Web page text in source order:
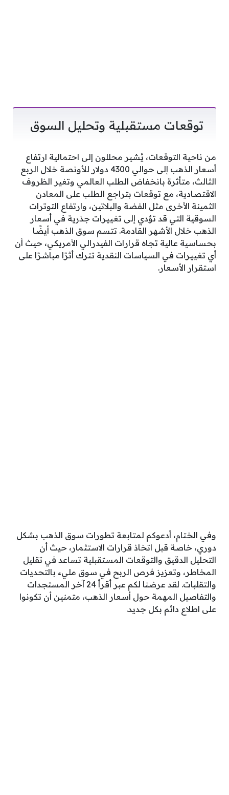
توقعات مستقبلية وتحليل السوق
من ناحية التوقعات، يُشير محللون إلى احتمالية ارتفاع
أسعار الذهب إلى حوالي 4300 دولار للأونصة خلال الربع
الثالث، متأثرة بانخفاض الطلب العالمي وتغير الظروف
الاقتصادية، مع توقعات بتراجع الطلب على المعادن
الثمينة الأخرى مثل الفضة والبلاتين، وارتفاع التوترات
السوقية التي قد تؤدي إلى تغييرات جذرية في أسعار
الذهب خلال الأشهر القادمة. تتسم سوق الذهب أيضًا
بحساسية عالية تجاه قرارات الفيدرالي الأمريكي، حيث أن
أي تغييرات في السياسات النقدية تترك أثرًا مباشرًا على
استقرار الأسعار.
وفي الختام، أدعوكم لمتابعة تطورات سوق الذهب بشكل
دوري، خاصة قبل اتخاذ قرارات الاستثمار، حيث أن
التحليل الدقيق والتوقعات المستقبلية تساعد في تقليل
المخاطر، وتعزيز فرص الربح في سوق مليء بالتحديات
والتقلبات. لقد عرضنا لكم عبر أقرأ 24 آخر المستجدات
والتفاصيل المهمة حول أسعار الذهب، متمنين أن تكونوا
على اطلاع دائم بكل جديد.